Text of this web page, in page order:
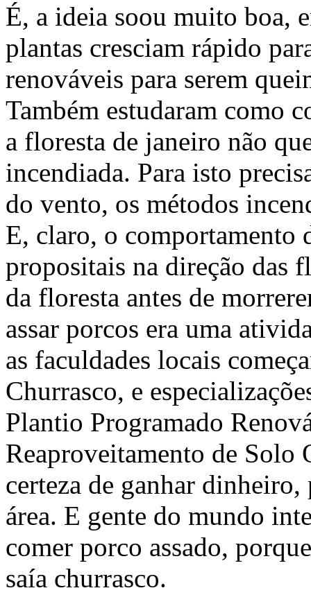
É, a ideia soou muito boa,
plantas cresciam rápido
renováveis para serem
Também estudaram como
a floresta de janeiro não
incendiada. Para isto
do vento, os métodos
E, claro, o comportamento
propositais na direção das
da floresta antes de
assar porcos era uma
as faculdades locais
Churrasco, e
Plantio Programado
Reaproveitamento de Solo
certeza de ganhar
área. E gente do mundo
comer porco assado,
saía churrasco.